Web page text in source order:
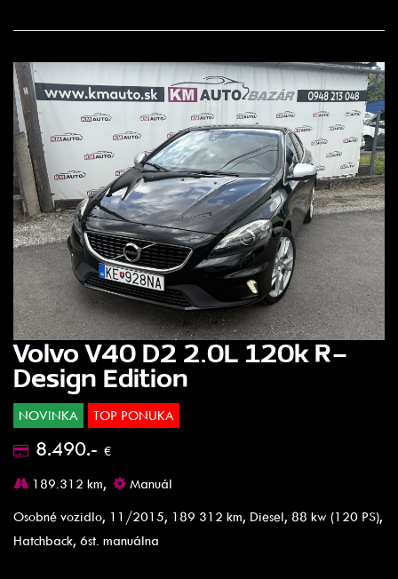
Volvo V40 D2 2.0L 120k R-
Design Edition
NOVINKA TOP PONUKA
8.490.- €
189.312 km,
Manuál
Osobné vozidlo, 11/2015, 189 312 km, Diesel, 88 kw (120 PS),
Hatchback, 6st. manuálna